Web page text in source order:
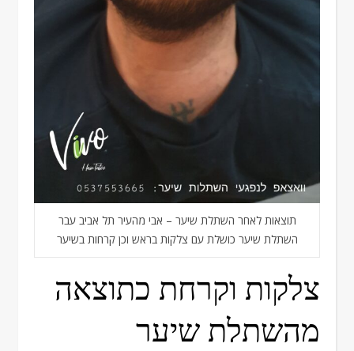
תוצאות לאחר השתלת שיער – אבי מהעיר תל אביב עבר
השתלת שיער כושלת עם צלקות בראש וכן קרחות בשיער
צלקות וקרחת כתוצאה
מהשתלת שיער